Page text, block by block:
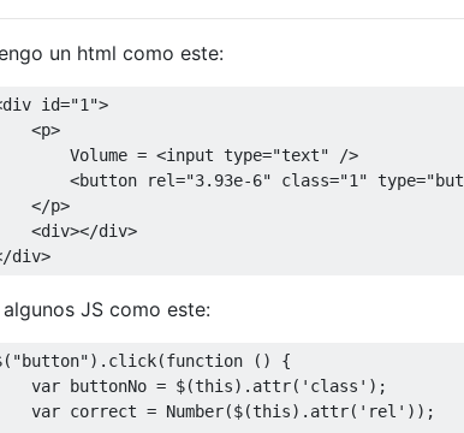
un html como este:
id="1">
<p>
Volume =
<input type="text"
/>
<button
rel="3.93e-6" class="1" type=
</p>
<div></div>
div>
JS como este:
( "button"). click(function ()
{
var buttonNo = $(this). attr( 'class' );
var correct = Number($(this). attr( 'rel' ));